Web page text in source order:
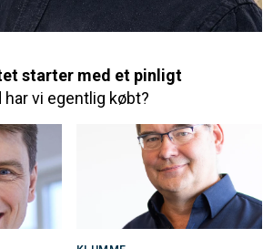
starter med et pinligt
har vi egentlig købt?